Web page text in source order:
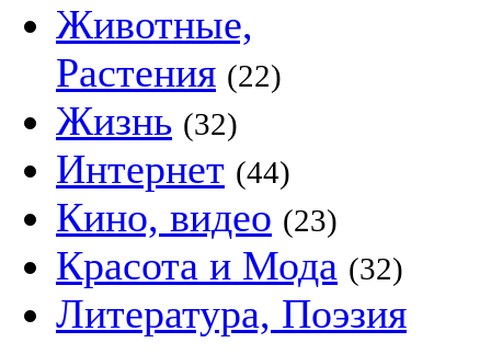
Животные,
Растения (22)
Жизнь (32)
Интернет (44)
Кино, видео (23)
Красота и Мода (32)
Литература, Поэзия